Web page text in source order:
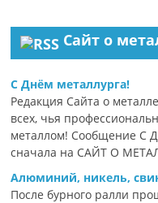
Сайт о
С Днём металлурга!
Редакция Сайта о
всех, чья
металлом! Сообщение С
сначала на САЙТ О
Алюминий, никель,
После бурного ралли